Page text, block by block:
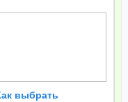
выбрать